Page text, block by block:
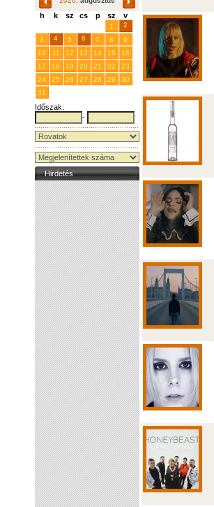
h k sz cs p sz v
1
2
3
4 5 6 7 8
9
10
11 12 13 14 15
16
17
18 19 20 21 22
23
24
25 26 27 28 29
30
31
Időszak:
-
Hirdetés